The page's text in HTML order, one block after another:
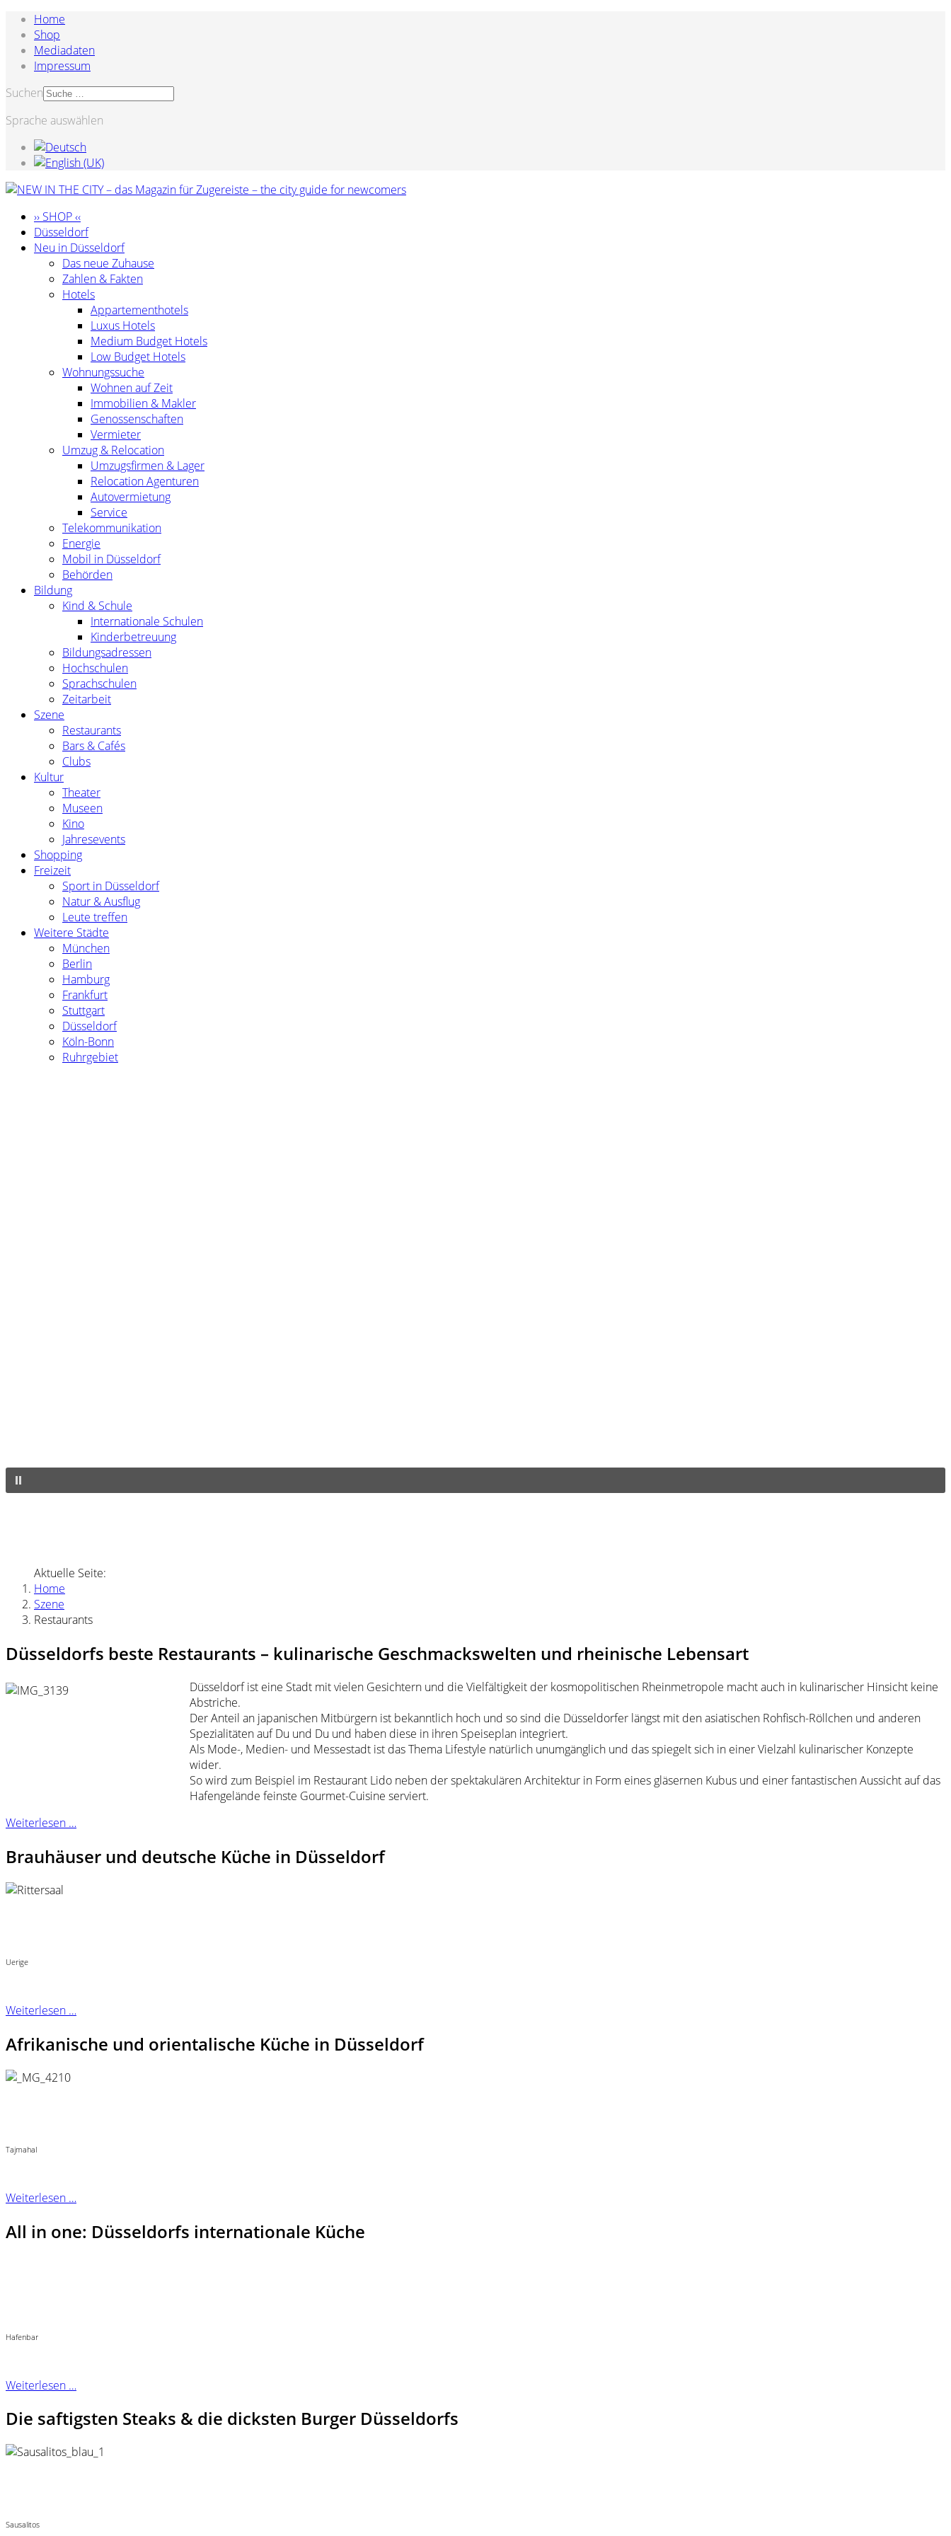
Home
Shop
Mediadaten
Impressum
Suchen
Sprache auswählen
›› SHOP ‹‹
Düsseldorf
Neu in Düsseldorf
Das neue Zuhause
Zahlen & Fakten
Hotels
Appartementhotels
Luxus Hotels
Medium Budget Hotels
Low Budget Hotels
Wohnungssuche
Wohnen auf Zeit
Immobilien & Makler
Genossenschaften
Vermieter
Umzug & Relocation
Umzugsfirmen & Lager
Relocation Agenturen
Autovermietung
Service
Telekommunikation
Energie
Mobil in Düsseldorf
Behörden
Bildung
Kind & Schule
Internationale Schulen
Kinderbetreuung
Bildungsadressen
Hochschulen
Sprachschulen
Zeitarbeit
Szene
Restaurants
Bars & Cafés
Clubs
Kultur
Theater
Museen
Kino
Jahresevents
Shopping
Freizeit
Sport in Düsseldorf
Natur & Ausflug
Leute treffen
Weitere Städte
München
Berlin
Hamburg
Frankfurt
Stuttgart
Düsseldorf
Köln-Bonn
Ruhrgebiet
Aktuelle Seite:
Home
Szene
Restaurants
Düsseldorfs beste Restaurants – kulinarische Geschmackswelten und rheinische Lebensart
Düsseldorf ist eine Stadt mit vielen Gesichtern und die Vielfältigkeit der kosmopolitischen Rheinmetropole macht auch in kulinarischer Hinsicht keine
Abstriche.
Der Anteil an japanischen Mitbürgern ist bekanntlich hoch und so sind die Düsseldorfer längst mit den asiatischen Rohfisch-Röllchen und anderen
Spezialitäten auf Du und Du und haben diese in ihren Speiseplan integriert.
Als Mode-, Medien- und Messestadt ist das Thema Lifestyle natürlich unumgänglich und das spiegelt sich in einer Vielzahl kulinarischer Konzepte
wider.
So wird zum Beispiel im Restaurant Lido neben der spektakulären Architektur in Form eines gläsernen Kubus und einer fantastischen Aussicht auf das
Hafengelände feinste Gourmet-Cuisine serviert.
Weiterlesen …
Brauhäuser und deutsche Küche in Düsseldorf
Uerige
Weiterlesen …
Afrikanische und orientalische Küche in Düsseldorf
Tajmahal
Weiterlesen …
All in one: Düsseldorfs internationale Küche
Hafenbar
Weiterlesen …
Die saftigsten Steaks & die dicksten Burger Düsseldorfs
Sausalitos